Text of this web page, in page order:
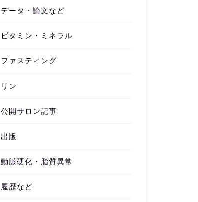
データ・論文など
ビタミン・ミネラル
ファスティング
リン
公開サロン記事
出版
動脈硬化・脂質異常
履歴など